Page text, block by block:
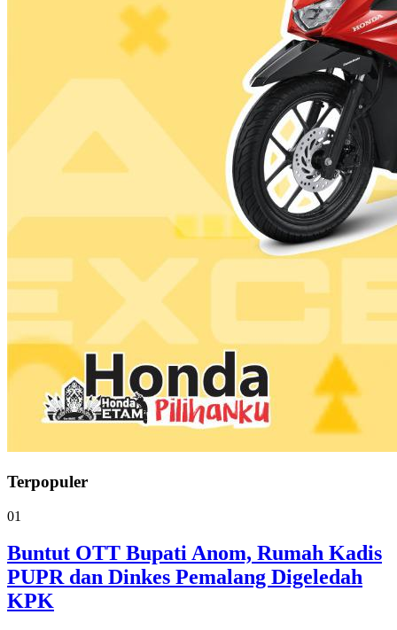
Terpopuler
01
Buntut OTT Bupati Anom, Rumah Kadis
PUPR dan Dinkes Pemalang Digeledah
KPK